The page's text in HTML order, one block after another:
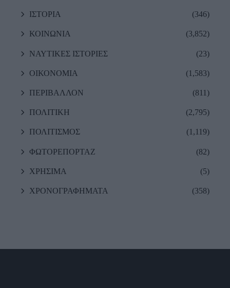
ΙΣΤΟΡΙΑ (346)
ΚΟΙΝΩΝΙΑ (3,852)
ΝΑΥΤΙΚΕΣ ΙΣΤΟΡΙΕΣ (23)
ΟΙΚΟΝΟΜΙΑ (1,583)
ΠΕΡΙΒΑΛΛΟΝ (811)
ΠΟΛΙΤΙΚΗ (2,795)
ΠΟΛΙΤΙΣΜΟΣ (1,119)
ΦΩΤΟΡΕΠΟΡΤΑΖ (82)
ΧΡΗΣΙΜΑ (5)
ΧΡΟΝΟΓΡΑΦΗΜΑΤΑ (358)